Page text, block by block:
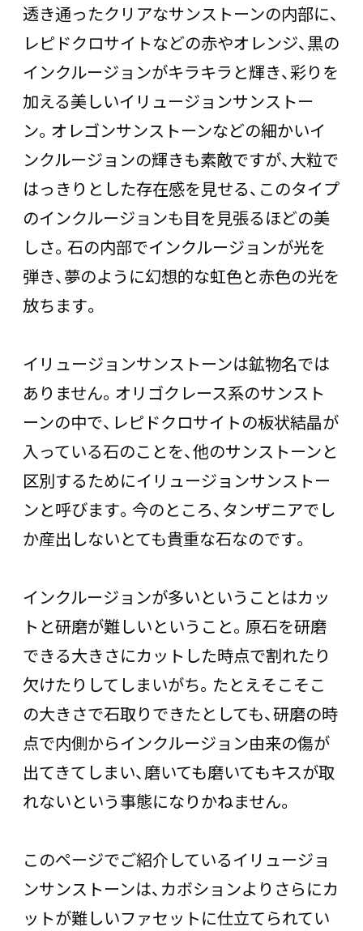
透き通ったクリアなサンストーンの内部に、
レピドクロサイトなどの赤やオレンジ、黒の
インクルージョンがキラキラと輝き、彩りを
加える美しいイリュージョンサンストー
ン。オレゴンサンストーンなどの細かいイ
ンクルージョンの輝きも素敵ですが、大粒で
はっきりとした存在感を見せる、このタイプ
のインクルージョンも目を見張るほどの美
しさ。石の内部でインクルージョンが光を
弾き、夢のように幻想的な虹色と赤色の光を
放ちます。
イリュージョンサンストーンは鉱物名では
ありません。オリゴクレース系のサンスト
ーンの中で、レピドクロサイトの板状結晶が
入っている石のことを、他のサンストーンと
区別するためにイリュージョンサンストー
ンと呼びます。今のところ、タンザニアでし
か産出しないとても貴重な石なのです。
インクルージョンが多いということはカッ
トと研磨が難しいということ。原石を研磨
できる大きさにカットした時点で割れたり
欠けたりしてしまいがち。たとえそこそこ
の大きさで石取りできたとしても、研磨の時
点で内側からインクルージョン由来の傷が
出てきてしまい、磨いても磨いてもキスが取
れないという事態になりかねません。
このページでご紹介しているイリュージョ
ンサンストーンは、カボションよりさらにカ
ットが難しいファセットに仕立てられてい